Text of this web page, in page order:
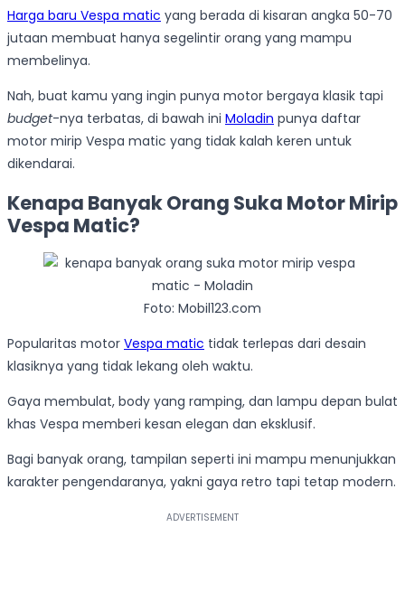
Harga baru Vespa matic yang berada di kisaran angka 50-70
jutaan membuat hanya segelintir orang yang mampu
membelinya.
Nah, buat kamu yang ingin punya motor bergaya klasik tapi
budget-nya terbatas, di bawah ini Moladin punya daftar
motor mirip Vespa matic yang tidak kalah keren untuk
dikendarai.
Kenapa Banyak Orang Suka Motor Mirip
Vespa Matic?
Foto: Mobil123.com
Popularitas motor Vespa matic tidak terlepas dari desain
klasiknya yang tidak lekang oleh waktu.
Gaya membulat, body yang ramping, dan lampu depan bulat
khas Vespa memberi kesan elegan dan eksklusif.
Bagi banyak orang, tampilan seperti ini mampu menunjukkan
karakter pengendaranya, yakni gaya retro tapi tetap modern.